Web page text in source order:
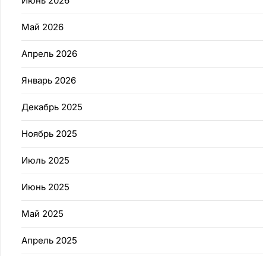
Май 2026
Апрель 2026
Январь 2026
Декабрь 2025
Ноябрь 2025
Июль 2025
Июнь 2025
Май 2025
Апрель 2025